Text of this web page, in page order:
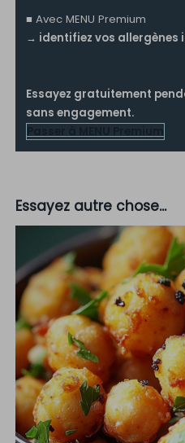
■ Avec MENU Premium
→ identifiez vos allergènes
Essayez gratuitement
sans engagement.
Essayez autre chose...